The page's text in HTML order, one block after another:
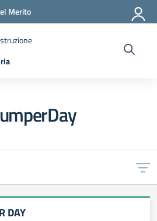
Merito
DAY